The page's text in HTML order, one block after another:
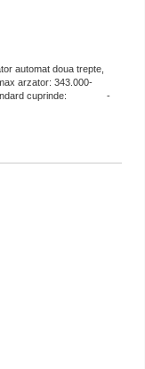
automat doua trepte,
arzator: 343.000-
standard cuprinde: -